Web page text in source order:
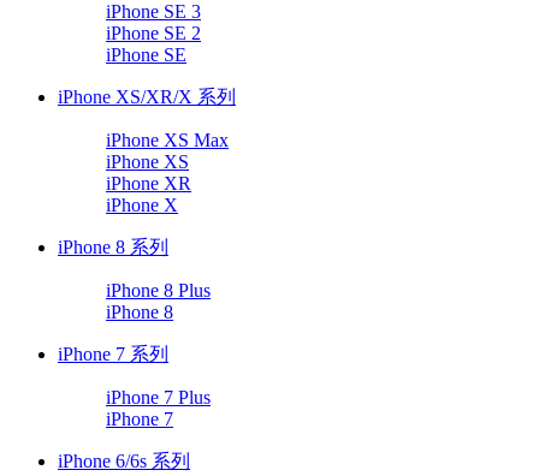
iPhone SE 3
iPhone SE 2
iPhone SE
iPhone XS/XR/X 系列
iPhone XS Max
iPhone XS
iPhone XR
iPhone X
iPhone 8 系列
iPhone 8 Plus
iPhone 8
iPhone 7 系列
iPhone 7 Plus
iPhone 7
iPhone 6/6s 系列